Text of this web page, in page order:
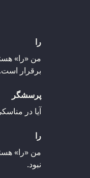
را
من «را»
برقرار است.
پرسشگر
آیا در
را
من «را»
نبود.